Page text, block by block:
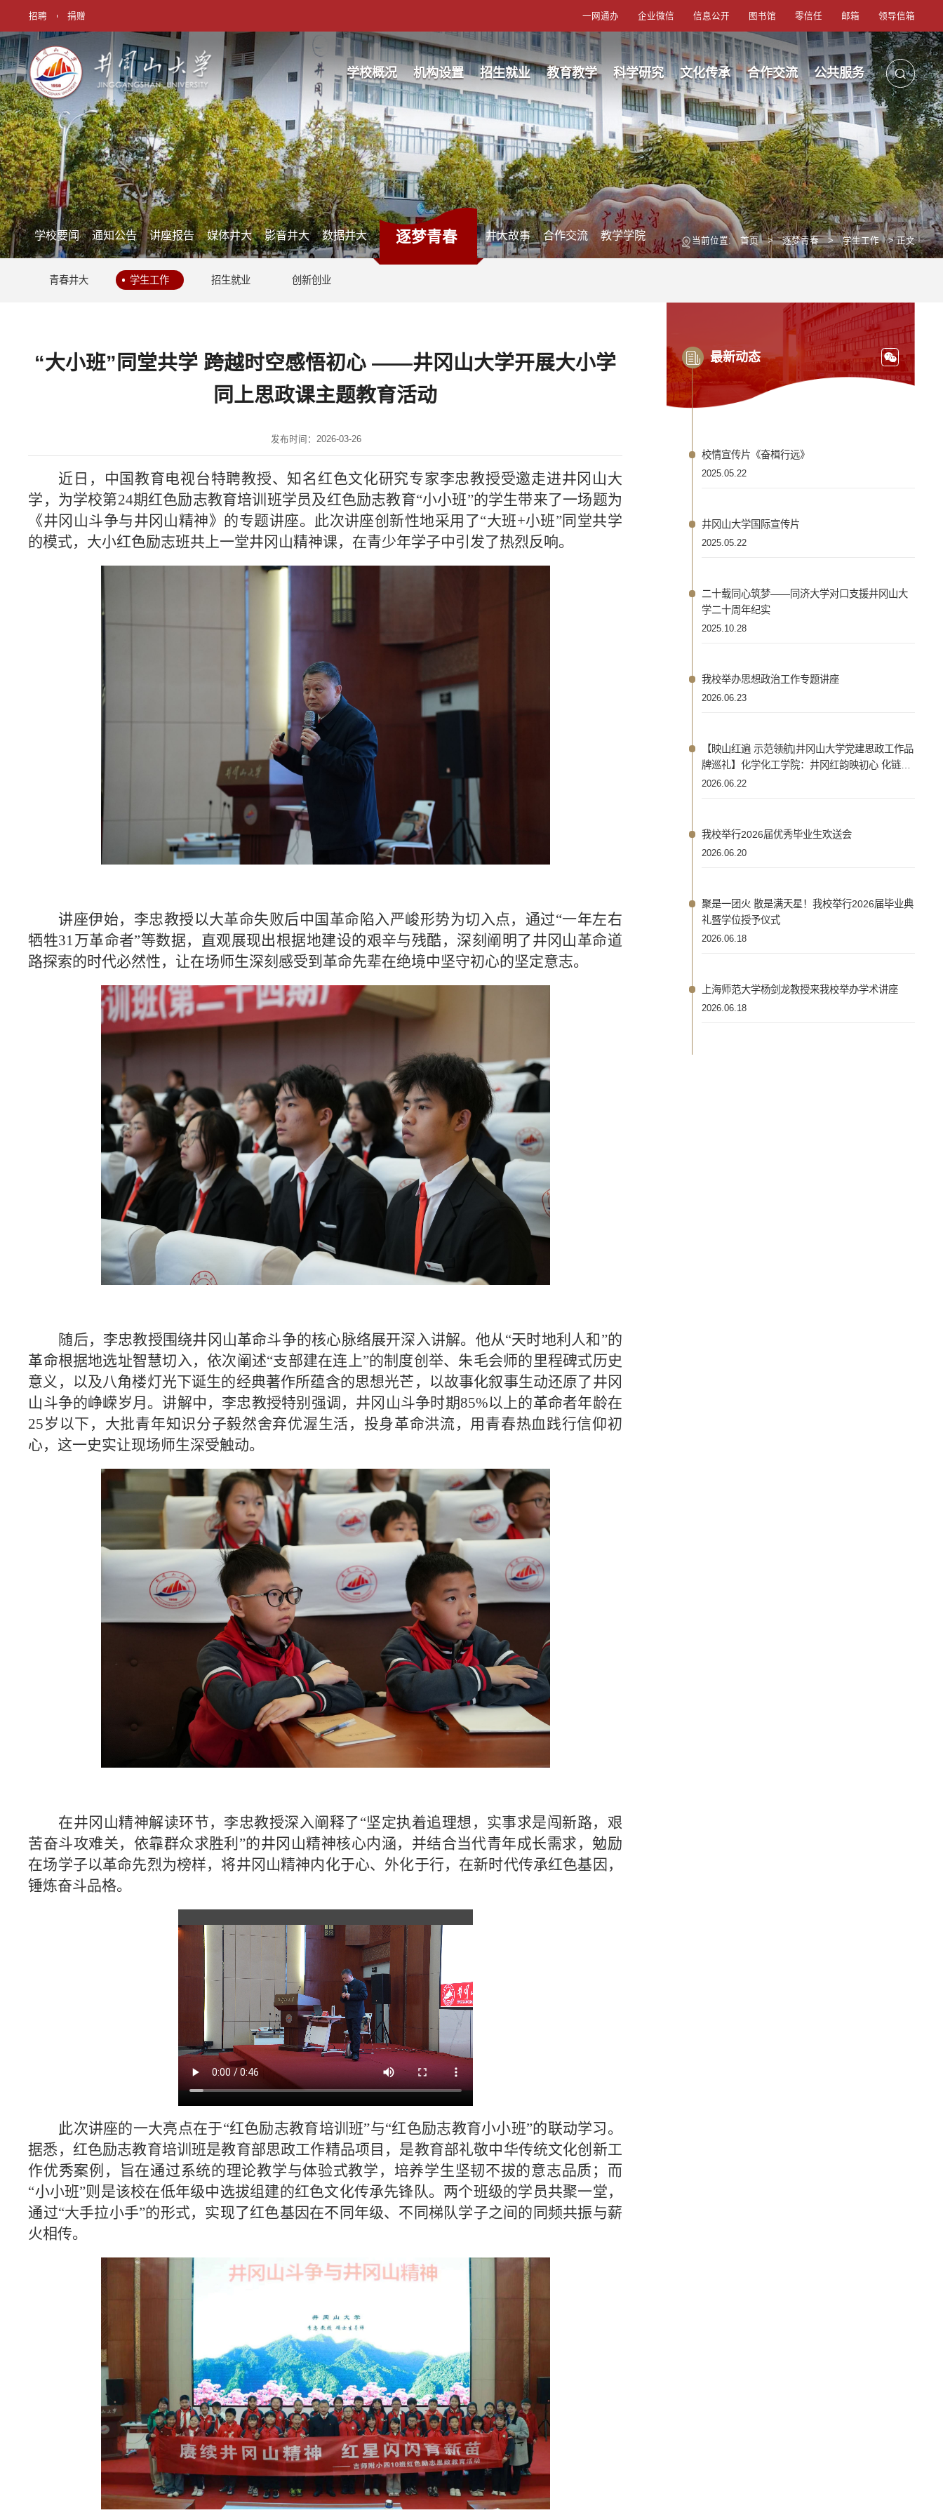
招聘 捐赠 一网通办 企业微信 信息公开 图书馆 零信任 邮箱 领导信箱
学校概况 机构设置 招生就业 教育教学 科学研究 文化传承 合作交流 公共服务
学校要闻 通知公告 讲座报告 媒体井大 影音井大 数据井大 逐梦青春 井大故事 合作交流 教学学院 当前位置: 首页 > 逐梦青春 > 学生工作 > 正文
青春井大 学生工作 招生就业 创新创业
“大小班”同堂共学 跨越时空感悟初心 ——井冈山大学开展大小学
同上思政课主题教育活动
发布时间：2026-03-26
近日，中国教育电视台特聘教授、知名红色文化研究专家李忠教授受邀走进井冈山大
学，为学校第24期红色励志教育培训班学员及红色励志教育“小小班”的学生带来了一场题为
《井冈山斗争与井冈山精神》的专题讲座。此次讲座创新性地采用了“大班+小班”同堂共学
的模式，大小红色励志班共上一堂井冈山精神课，在青少年学子中引发了热烈反响。
讲座伊始，李忠教授以大革命失败后中国革命陷入严峻形势为切入点，通过“一年左右
牺牲31万革命者”等数据，直观展现出根据地建设的艰辛与残酷，深刻阐明了井冈山革命道
路探索的时代必然性，让在场师生深刻感受到革命先辈在绝境中坚守初心的坚定意志。
随后，李忠教授围绕井冈山革命斗争的核心脉络展开深入讲解。他从“天时地利人和”的
革命根据地选址智慧切入，依次阐述“支部建在连上”的制度创举、朱毛会师的里程碑式历史
意义，以及八角楼灯光下诞生的经典著作所蕴含的思想光芒，以故事化叙事生动还原了井冈
山斗争的峥嵘岁月。讲解中，李忠教授特别强调，井冈山斗争时期85%以上的革命者年龄在
25岁以下，大批青年知识分子毅然舍弃优渥生活，投身革命洪流，用青春热血践行信仰初
心，这一史实让现场师生深受触动。
在井冈山精神解读环节，李忠教授深入阐释了“坚定执着追理想，实事求是闯新路，艰
苦奋斗攻难关，依靠群众求胜利”的井冈山精神核心内涵，并结合当代青年成长需求，勉励
在场学子以革命先烈为榜样，将井冈山精神内化于心、外化于行，在新时代传承红色基因，
锤炼奋斗品格。
此次讲座的一大亮点在于“红色励志教育培训班”与“红色励志教育小小班”的联动学习。
据悉，红色励志教育培训班是教育部思政工作精品项目，是教育部礼敬中华传统文化创新工
作优秀案例，旨在通过系统的理论教学与体验式教学，培养学生坚韧不拔的意志品质；而
“小小班”则是该校在低年级中选拔组建的红色文化传承先锋队。两个班级的学员共聚一堂，
通过“大手拉小手”的形式，实现了红色基因在不同年级、不同梯队学子之间的同频共振与薪
火相传。
最新动态
校情宣传片《奋楫行远》
2025.05.22
井冈山大学国际宣传片
2025.05.22
二十载同心筑梦——同济大学对口支援井冈山大
学二十周年纪实
2025.10.28
我校举办思想政治工作专题讲座
2026.06.23
【映山红遍 示范领航|井冈山大学党建思政工作品
牌巡礼】化学化工学院：井冈红韵映初心 化链先
锋担使命
2026.06.22
我校举行2026届优秀毕业生欢送会
2026.06.20
聚是一团火 散是满天星！我校举行2026届毕业典
礼暨学位授予仪式
2026.06.18
上海师范大学杨剑龙教授来我校举办学术讲座
2026.06.18